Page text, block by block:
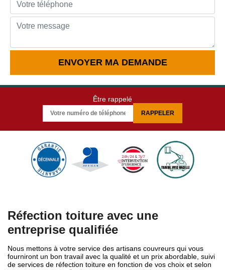
Être rappelé
Réfection toiture avec une
entreprise qualifiée
Nous mettons à votre service des artisans couvreurs qui vous
fourniront un bon travail avec la qualité et un prix abordable, suivi
de services de réfection toiture en fonction de vos choix et selon